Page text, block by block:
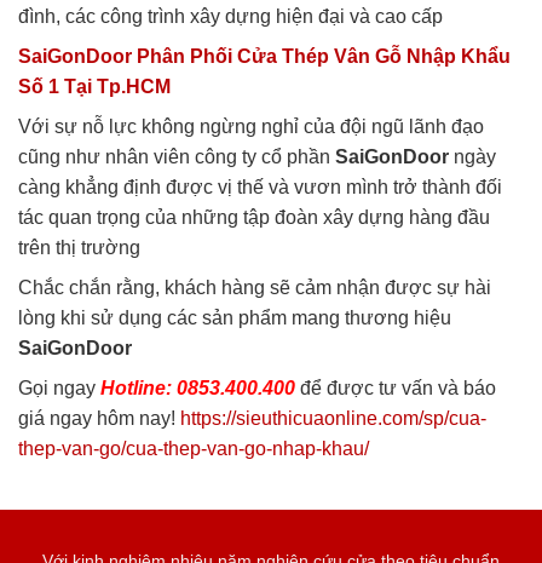
đình, các công trình xây dựng hiện đại và cao cấp
SaiGonDoor Phân Phối Cửa Thép Vân Gỗ Nhập Khẩu
Số 1 Tại Tp.HCM
Với sự nỗ lực không ngừng nghỉ của đội ngũ lãnh đạo
cũng như nhân viên công ty cổ phần SaiGonDoor ngày
càng khẳng định được vị thế và vươn mình trở thành đối
tác quan trọng của những tập đoàn xây dựng hàng đầu
trên thị trường
Chắc chắn rằng, khách hàng sẽ cảm nhận được sự hài
lòng khi sử dụng các sản phẩm mang thương hiệu
SaiGonDoor
Gọi ngay Hotline: 0853.400.400 để được tư vấn và báo
giá ngay hôm nay! https://sieuthicuaonline.com/sp/cua-
thep-van-go/cua-thep-van-go-nhap-khau/